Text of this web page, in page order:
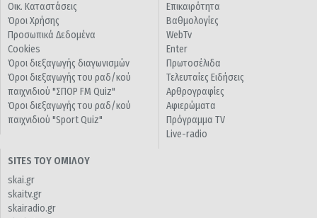
Οικ. Καταστάσεις
Όροι Χρήσης
Προσωπικά Δεδομένα
Cookies
Όροι διεξαγωγής διαγωνισμών
Όροι διεξαγωγής του ραδ/κού
παιχνιδιού "ΣΠΟΡ FM Quiz"
Όροι διεξαγωγής του ραδ/κού
παιχνιδιού "Sport Quiz"
Επικαιρότητα
Βαθμολογίες
WebTv
Enter
Πρωτοσέλιδα
Τελευταίες Ειδήσεις
Αρθρογραφίες
Αφιερώματα
Πρόγραμμα TV
Live-radio
SITES ΤΟΥ ΟΜΙΛΟΥ
skai.gr
skaitv.gr
skairadio.gr